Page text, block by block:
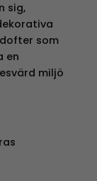
sig,
som
en
miljö